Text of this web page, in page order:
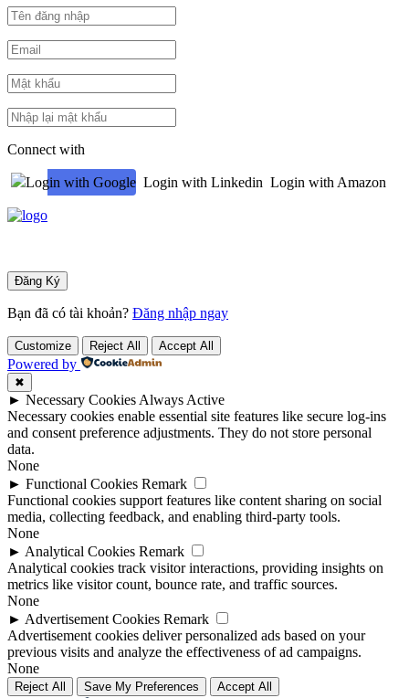
Connect with
Login with Google Login with Linkedin Login with Amazon
Bạn đã có tài khoản? Đăng nhập ngay
Customize Reject All Accept All
Powered by
✖
► Necessary Cookies Always Active
Necessary cookies enable essential site features like secure log-ins
and consent preference adjustments. They do not store personal
data.
None
► Functional Cookies Remark
Functional cookies support features like content sharing on social
media, collecting feedback, and enabling third-party tools.
None
► Analytical Cookies Remark
Analytical cookies track visitor interactions, providing insights on
metrics like visitor count, bounce rate, and traffic sources.
None
► Advertisement Cookies Remark
Advertisement cookies deliver personalized ads based on your
previous visits and analyze the effectiveness of ad campaigns.
None
Reject All Save My Preferences Accept All